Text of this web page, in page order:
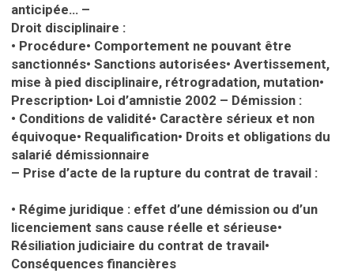
anticipée… –
Droit disciplinaire :
• Procédure• Comportement ne pouvant être
sanctionnés• Sanctions autorisées• Avertissement,
mise à pied disciplinaire, rétrogradation, mutation•
Prescription• Loi d’amnistie 2002 – Démission :
• Conditions de validité• Caractère sérieux et non
équivoque• Requalification• Droits et obligations du
salarié démissionnaire
– Prise d’acte de la rupture du contrat de travail :
• Régime juridique : effet d’une démission ou d’un
licenciement sans cause réelle et sérieuse•
Résiliation judiciaire du contrat de travail•
Conséquences financières